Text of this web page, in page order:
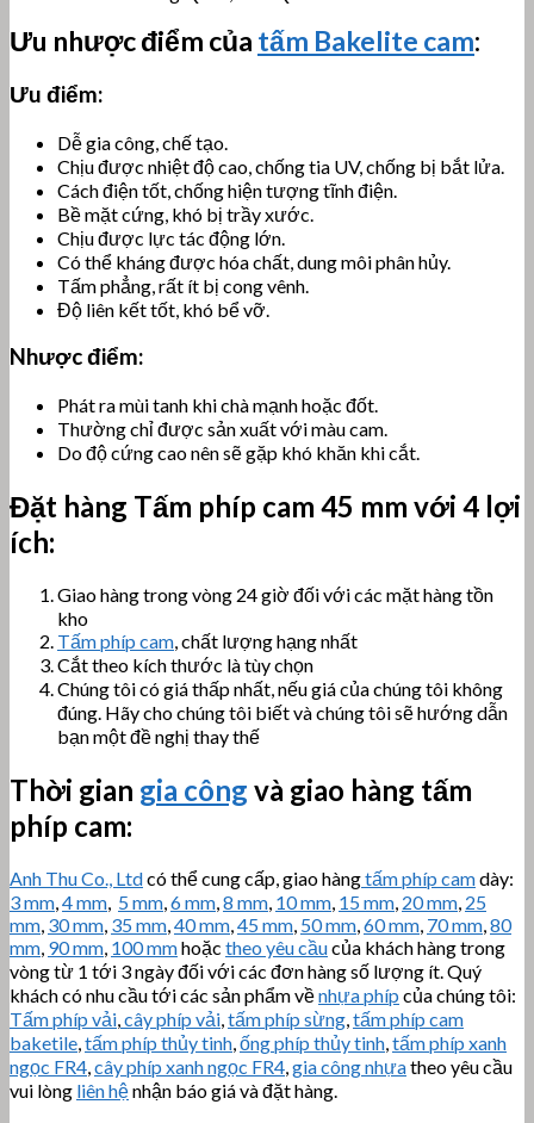
Ưu nhược điểm của tấm Bakelite cam:
Ưu điểm:
Dễ gia công, chế tạo.
Chịu được nhiệt độ cao, chống tia UV, chống bị bắt lửa.
Cách điện tốt, chống hiện tượng tĩnh điện.
Bề mặt cứng, khó bị trầy xước.
Chịu được lực tác động lớn.
Có thể kháng được hóa chất, dung môi phân hủy.
Tấm phẳng, rất ít bị cong vênh.
Độ liên kết tốt, khó bể vỡ.
Nhược điểm:
Phát ra mùi tanh khi chà mạnh hoặc đốt.
Thường chỉ được sản xuất với màu cam.
Do độ cứng cao nên sẽ gặp khó khăn khi cắt.
Đặt hàng Tấm phíp cam 45 mm với 4 lợi
ích:
Giao hàng trong vòng 24 giờ đối với các mặt hàng tồn
kho
Tấm phíp cam, chất lượng hạng nhất
Cắt theo kích thước là tùy chọn
Chúng tôi có giá thấp nhất, nếu giá của chúng tôi không
đúng. Hãy cho chúng tôi biết và chúng tôi sẽ hướng dẫn
bạn một đề nghị thay thế
Thời gian gia công và giao hàng tấm
phíp cam:
Anh Thu Co., Ltdcó thể cung cấp, giao hàngtấm phíp camdày:
3 mm,4 mm, 5 mm,6 mm,8 mm, 10 mm, 15 mm, 20 mm, 25
mm, 30 mm, 35 mm,40 mm,45 mm, 50 mm,60 mm, 70 mm,80
mm, 90 mm, 100 mmhoặc theo yêu cầucủa khách hàng trong
vòng từ 1 tới 3 ngày đối với các đơn hàng số lượng ít. Quý
khách có nhu cầu tới các sản phẩm vềnhựa phíp của chúng tôi:
Tấm phíp vải,cây phíp vải,tấm phíp sừng,tấm phíp cam
baketile,tấm phíp thủy tinh,ống phíp thủy tinh,tấm phíp xanh
ngọc FR4,cây phíp xanh ngọc FR4,gia công nhựatheo yêu cầu
vui lòng liên hệnhận báo giá và đặt hàng.